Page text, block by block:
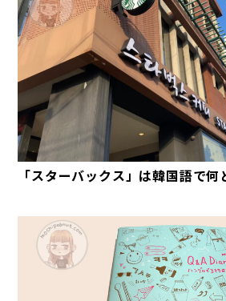
「スターバックス」は韓国語で何